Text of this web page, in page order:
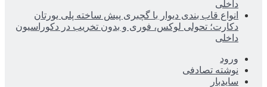
داخلی
انواع قاب بندی دیوار با گچبری پیش ساخته پلی یورتان
دکارت؛ تحولی لوکس، فوری و بدون تخریب در دکوراسیون
داخلی
ورود
نوشته تصادفی
سایدبار